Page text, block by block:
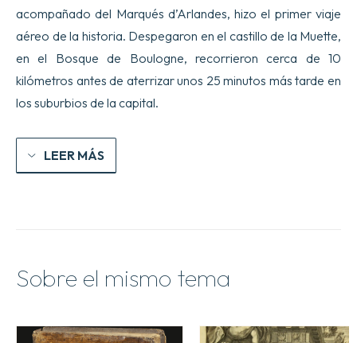
acompañado del Marqués d’Arlandes, hizo el primer viaje
aéreo de la historia. Despegaron en el castillo de la Muette,
en el Bosque de Boulogne, recorrieron cerca de 10
kilómetros antes de aterrizar unos 25 minutos más tarde en
los suburbios de la capital.
LEER MÁS
Sobre el mismo tema